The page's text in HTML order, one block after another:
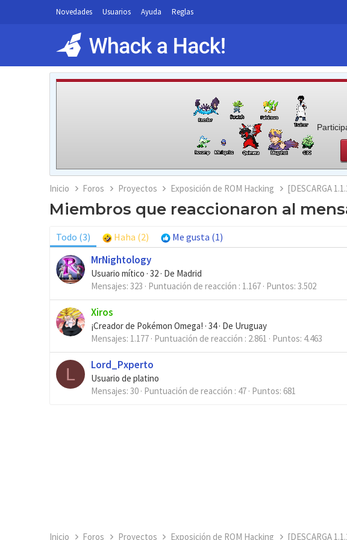
Novedades Usuarios Ayuda Reglas
Inicio Foros Proyectos Exposición de ROM Hacking [DESCARGA
Miembros que reaccionaron al
Todo (3) Haha (2) Me gusta (1)
MrNightology
Usuario mítico · 32 · De Madrid
Mensajes 323 Puntuación de reacción 1.167 Puntos 3.502
Xiros
¡Creador de Pokémon Omega! · 34· De Uruguay
Mensajes 1.177 Puntuación de reacción 2.861 Puntos 4.463
L Lord_Pxperto
Usuario de platino
Mensajes 30 Puntuación de reacción 47 Puntos 681
Inicio Foros Proyectos Exposición de ROM Hacking [DESCARGA